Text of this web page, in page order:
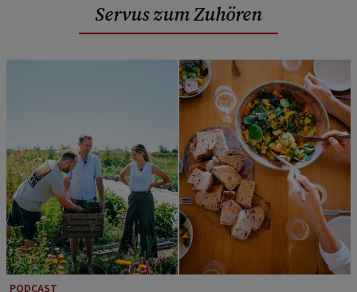
Servus zum Zuhören
PODCAST